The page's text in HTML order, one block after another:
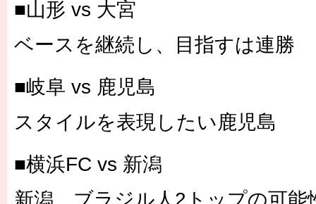
■山形 vs 大宮
ベースを継続し、目指すは連勝
■岐阜 vs 鹿児島
スタイルを表現したい鹿児島
■横浜FC vs 新潟
新潟、ブラジル人2トップの可能